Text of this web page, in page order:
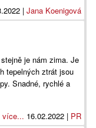
| Jana Koenigová
je nám zima. Je
tepelných ztrát jsou
Snadné, rychlé a
více... 16.02.2022 | PR